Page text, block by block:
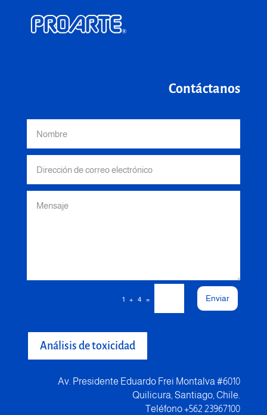
Contáctanos
1 + 4 = Enviar
Análisis de toxicidad
Av. Presidente Eduardo Frei Montalva #6010
Quilicura, Santiago, Chile.
Teléfono +562 23967100